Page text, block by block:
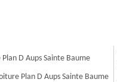
D Aups Sainte Baume
Plan D Aups Sainte Baume